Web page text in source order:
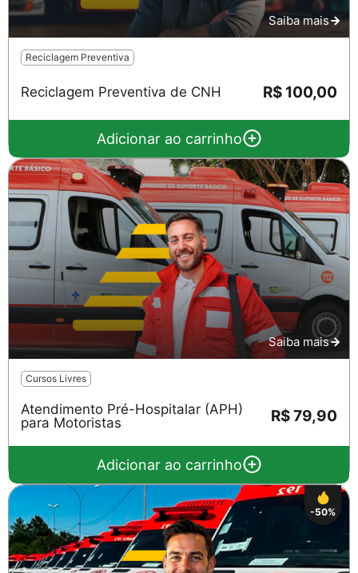
Saiba mais
Reciclagem Preventiva
Reciclagem Preventiva de CNH R$ 100,00
Adicionar ao carrinho
Saiba mais
Cursos Livres
Atendimento Pré-Hospitalar (APH)
para Motoristas
R$ 79,90
Adicionar ao carrinho
-50%